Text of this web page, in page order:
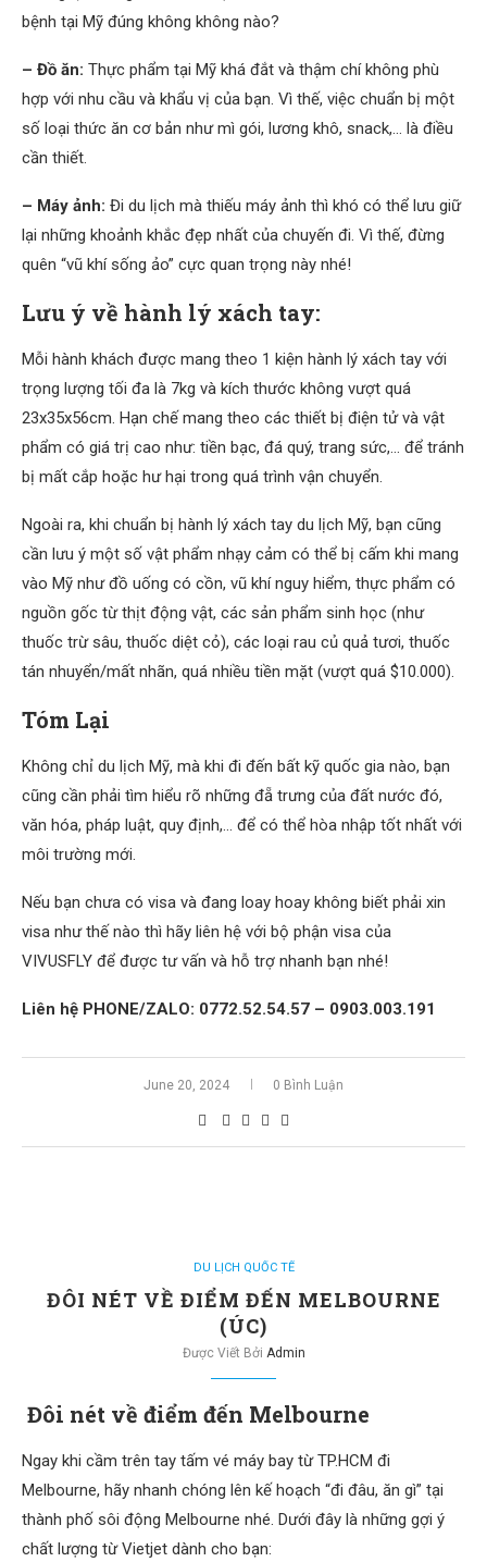
bệnh tại Mỹ đúng không không nào?
– Đồ ăn: Thực phẩm tại Mỹ khá đắt và thậm chí không phù
hợp với nhu cầu và khẩu vị của bạn. Vì thế, việc chuẩn bị một
số loại thức ăn cơ bản như mì gói, lương khô, snack,… là điều
cần thiết.
– Máy ảnh: Đi du lịch mà thiếu máy ảnh thì khó có thể lưu giữ
lại những khoảnh khắc đẹp nhất của chuyến đi. Vì thế, đừng
quên “vũ khí sống ảo” cực quan trọng này nhé!
Lưu ý về hành lý xách tay:
Mỗi hành khách được mang theo 1 kiện hành lý xách tay với
trọng lượng tối đa là 7kg và kích thước không vượt quá
23x35x56cm. Hạn chế mang theo các thiết bị điện tử và vật
phẩm có giá trị cao như: tiền bạc, đá quý, trang sức,… để tránh
bị mất cắp hoặc hư hại trong quá trình vận chuyển.
Ngoài ra, khi chuẩn bị hành lý xách tay du lịch Mỹ, bạn cũng
cần lưu ý một số vật phẩm nhạy cảm có thể bị cấm khi mang
vào Mỹ như đồ uống có cồn, vũ khí nguy hiểm, thực phẩm có
nguồn gốc từ thịt động vật, các sản phẩm sinh học (như
thuốc trừ sâu, thuốc diệt cỏ), các loại rau củ quả tươi, thuốc
tán nhuyển/mất nhãn, quá nhiều tiền mặt (vượt quá $10.000).
Tóm Lại
Không chỉ du lịch Mỹ, mà khi đi đến bất kỹ quốc gia nào, bạn
cũng cần phải tìm hiểu rõ những đẵ trưng của đất nước đó,
văn hóa, pháp luật, quy định,… để có thể hòa nhập tốt nhất với
môi trường mới.
Nếu bạn chưa có visa và đang loay hoay không biết phải xin
visa như thế nào thì hãy liên hệ với bộ phận visa của
VIVUSFLY để được tư vấn và hỗ trợ nhanh bạn nhé!
Liên hệ PHONE/ZALO: 0772.52.54.57 – 0903.003.191
June 20, 2024 0 Bình Luận
DU LỊCH QUỐC TẾ
ĐÔI NÉT VỀ ĐIỂM ĐẾN MELBOURNE
(ÚC)
Được Viết Bởi Admin
Đôi nét về điểm đến Melbourne
Ngay khi cầm trên tay tấm vé máy bay từ TP.HCM đi
Melbourne, hãy nhanh chóng lên kế hoạch “đi đâu, ăn gì” tại
thành phố sôi động Melbourne nhé. Dưới đây là những gợi ý
chất lượng từ Vietjet dành cho bạn: